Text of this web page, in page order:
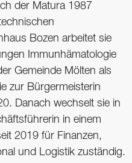
der Matura 1987
Bozen arbeitet sie
Immunhämatologie
­Gemeinde Mölten als
zur Bürgermeisterin
Danach wechselt sie in
in einem
2019 für Finanzen,
und Logistik zuständig.